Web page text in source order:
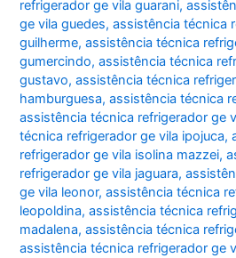
refrigerador ge vila guarani,
ge vila guedes,assistência técnica
guilherme,assistência técnica
gumercindo,assistência técnica
gustavo,assistência técnica
hamburguesa,assistência técnica
assistência técnica refrigerador ge
técnica refrigerador ge vila ipojuca,
refrigerador ge vila isolina mazzei,
refrigerador ge vila jaguara,
ge vila leonor,assistência técnica
leopoldina,assistência técnica
madalena,assistência técnica
assistência técnica refrigerador ge